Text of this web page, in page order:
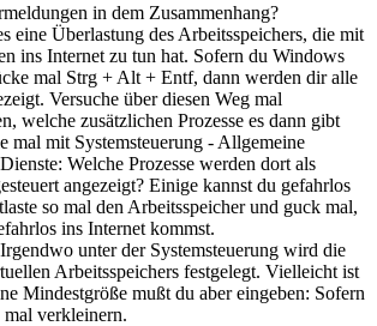
in dem Zusammenhang?
eine Überlastung des Arbeitsspeichers, die mit
ins Internet zu tun hat. Sofern du Windows
mal Strg + Alt + Entf, dann werden dir alle
Versuche über diesen Weg mal
welche zusätzlichen Prozesse es dann gibt
mal mit Systemsteuerung - Allgemeine
Welche Prozesse werden dort als
angezeigt? Einige kannst du gefahrlos
so mal den Arbeitsspeicher und guck mal,
ins Internet kommst.
unter der Systemsteuerung wird die
Arbeitsspeichers festgelegt. Vielleicht ist
Mindestgröße mußt du aber eingeben: Sofern
verkleinern.